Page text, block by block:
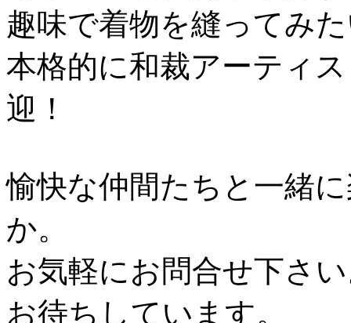
趣味で着物を縫ってみ
本格的に和裁アーティ
迎！
愉快な仲間たちと一緒
か。
お気軽にお問合せ下さ
お待ちしています。